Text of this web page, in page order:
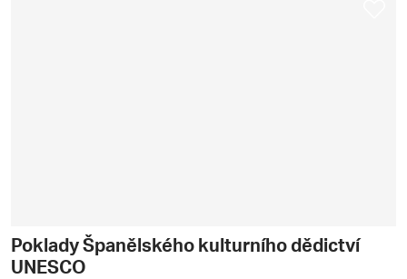
Poklady Španělského kulturního dědictví
UNESCO